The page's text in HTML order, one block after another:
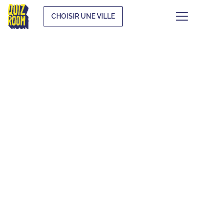
CHOISIR UNE VILLE